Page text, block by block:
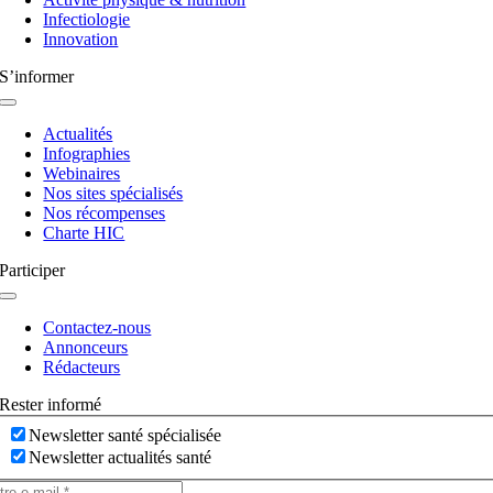
Infectiologie
Innovation
S’informer
Navigation
basculeActualités
Infographies
Webinaires
Nos sites spécialisés
Nos récompenses
Charte HIC
Participer
Navigation
basculeContactez-nous
Annonceurs
Rédacteurs
Rester informé
Newsletter santé spécialisée
Newsletter actualités santé